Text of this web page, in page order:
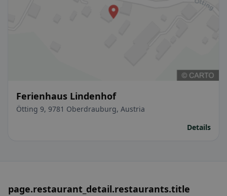
Ferienhaus Lindenhof
Ötting 9, 9781 Oberdrauburg, Austria
Details
page.restaurant_detail.restaurants.title